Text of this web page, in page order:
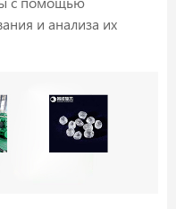
и анализа их